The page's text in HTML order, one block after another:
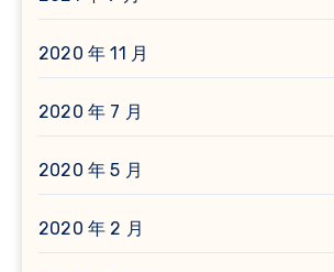
2020 年 11 月
2020 年 7 月
2020 年 5 月
2020 年 2 月